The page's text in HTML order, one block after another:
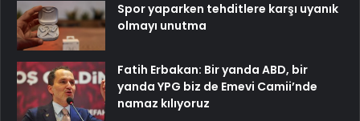
Spor yaparken tehditlere karşı uyanık
olmayı unutma
Fatih Erbakan: Bir yanda ABD, bir
yanda YPG biz de Emevi Camii’nde
namaz kılıyoruz